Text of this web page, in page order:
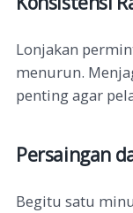
Lonjakan
menurun.
penting agar
Persaingan
Begitu satu